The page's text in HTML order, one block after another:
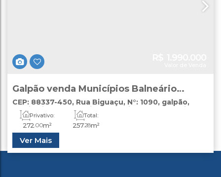
Galpão venda Municípios Balneário
Camboriú
CEP: 88337-450, Rua Biguaçu, N°: 1090, galpão,
Municípios
Balneário Camboriú Santa Catarina
BrasilPrivativo:
272.00m²
Total:
257.28m²
Ver Mais